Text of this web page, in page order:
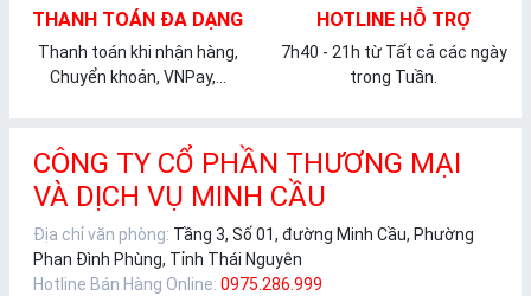
THANH TOÁN ĐA DẠNG
Thanh toán khi nhận hàng,
Chuyển khoản, VNPay,...
HOTLINE HỖ TRỢ
7h40 - 21h từ Tất cả các ngày
trong Tuần.
CÔNG TY CỔ PHẦN THƯƠNG MẠI
VÀ DỊCH VỤ MINH CẦU
Địa chỉ văn phòng: Tầng 3, Số 01, đường Minh Cầu, Phường
Phan Đình Phùng, Tỉnh Thái Nguyên
Hotline Bán Hàng Online: 0975.286.999